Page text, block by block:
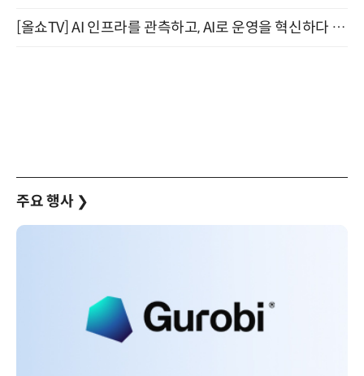
[올쇼TV] AI 인프라를 관측하고, AI로 운영을 혁신하다 (8월 11일 생방송)
주요 행사 ❯